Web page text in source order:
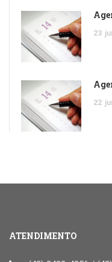
23
22
ATENDIMENTO